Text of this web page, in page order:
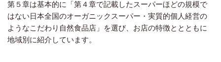
第５章は基本的に「第４章で記載したスーパーほどの規模で
はない日本全国のオーガニックスーパー・実質的個人経営の
ようなこだわり自然食品店」を選び、お店の特徴ととともに
地域別に紹介しています。